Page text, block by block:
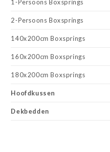
1-Persoons Boxsprings
2-Persoons Boxsprings
140x200cm Boxsprings
160x200cm Boxsprings
180x200cm Boxsprings
Hoofdkussen
Dekbedden